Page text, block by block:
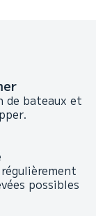
de bateaux et
possibles